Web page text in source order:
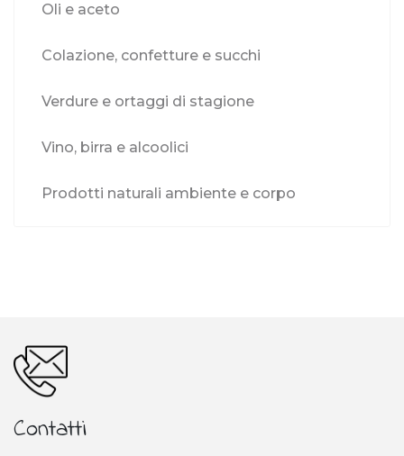
Oli e aceto
Colazione, confetture e succhi
Verdure e ortaggi di stagione
Vino, birra e alcoolici
Prodotti naturali ambiente e corpo
Contatti